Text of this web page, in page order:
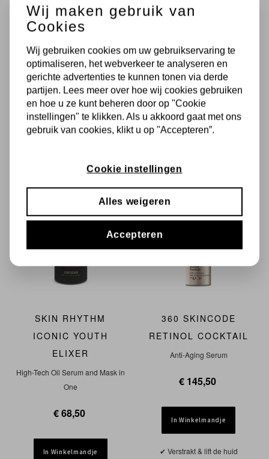
In Winkelmandje
Exfoliërend serum
Egaliseert huidoneffenheden
Stimuleert celvernieuwing
Verkoelt en verzacht direct
Herstelt gestreste en gevoelige
huid
SKIN RHYTHM
ICONIC YOUTH
ELIXER
High-Tech Oil Serum and Mask in
One
€ 68,50
In Winkelmandje
360 SKINCODE
RETINOL COCKTAIL
Anti-Aging Serum
€ 145,50
In Winkelmandje
Verstrakt & lift de huid
Wij maken gebruik van
Cookies
Wij gebruiken cookies om uw gebruikservaring te
optimaliseren, het webverkeer te analyseren en
gerichte advertenties te kunnen tonen via derde
partijen. Lees meer over hoe wij cookies gebruiken
en hoe u ze kunt beheren door op "Cookie
instellingen" te klikken. Als u akkoord gaat met ons
gebruik van cookies, klikt u op "Accepteren”.
Cookie instellingen
Alles weigeren
Accepteren